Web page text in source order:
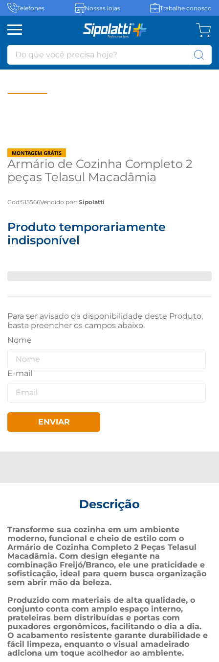
Telefones Nossas lojas Trabalhe conosco
Do que você precisa hoje?
Armário de Cozinha Completo 2
peças Telasul Macadâmia
Cod:515566Vendido por: Sipolatti
Produto temporariamente
indisponível
Para ser avisado da disponibilidade deste Produto,
basta preencher os campos abaixo.
ENVIAR
Descrição
Transforme sua cozinha em um ambiente
moderno, funcional e cheio de estilo com o
Armário de Cozinha Completo 2 Peças Telasul
Macadâmia. Com design elegante na
combinação Freijó/Branco, ele une praticidade e
sofisticação, ideal para quem busca organização
sem abrir mão da beleza.
Produzido com materiais de alta qualidade, o
conjunto conta com amplo espaço interno,
prateleiras bem distribuídas e portas com
puxadores ergonômicos, facilitando o dia a dia.
O acabamento resistente garante durabilidade e
fácil limpeza, enquanto o visual amadeirado
adiciona um toque acolhedor ao ambiente.